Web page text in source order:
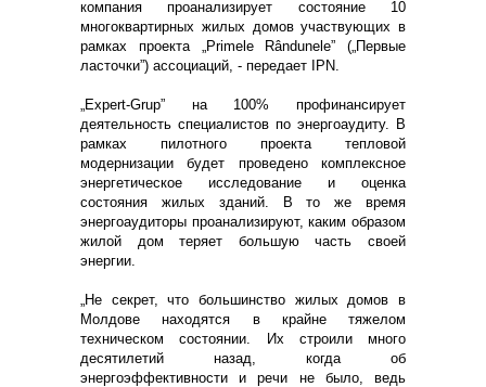
компания проанализирует состояние 10
многоквартирных жилых домов участвующих в
рамках проекта „Primele Rândunele” („Первые
ласточки”) ассоциаций, - передает IPN.
„Expert-Grup” на 100% профинансирует
деятельность специалистов по энергоаудиту. В
рамках пилотного проекта тепловой
модернизации будет проведено комплексное
энергетическое исследование и оценка
состояния жилых зданий. В то же время
энергоаудиторы проанализируют, каким образом
жилой дом теряет большую часть своей
энергии.
„Не секрет, что большинство жилых домов в
Молдове находятся в крайне тяжелом
техническом состоянии. Их строили много
десятилетий назад, когда об
энергоэффективности и речи не было, ведь